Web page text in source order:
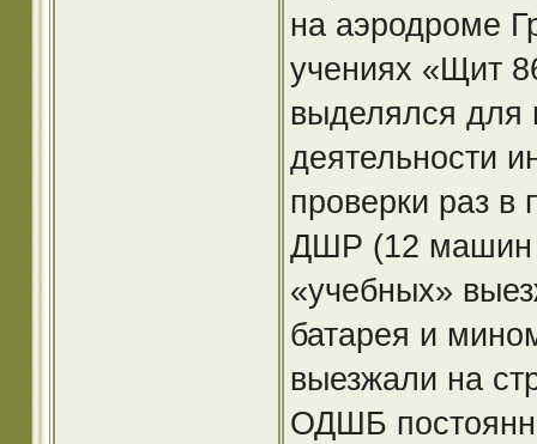
на аэродроме
учениях «Щит
выделялся для
деятельности
проверки раз в
ДШР (12 машин
«учебных»
батарея и
выезжали на
ОДШБ